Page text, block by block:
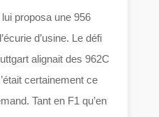
proposa une 956
d’usine. Le défi
alignait des 962C
certainement ce
Tant en F1 qu’en